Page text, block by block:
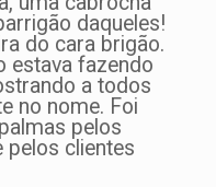
daqueles!
do cara brigão.
estava fazendo
a todos
no nome. Foi
pelos
pelos clientes